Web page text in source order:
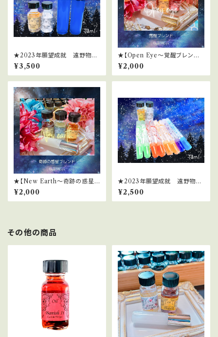
★2023年願望成就 遠野物語
＆愛子物語エネルギースプレー
[30ml]
¥3,500
★【Open Eye～覚醒ブレンド
～】2024ライオンズゲートサポ
ートスプレー
¥2,000
★【New Earth～奇跡の惑星ブ
レンド～】2024ライオンズゲー
トサポートスプレー
¥2,000
★2023年願望成就 遠野物語
＆愛子物語エネルギースプレー
[10ml]
¥2,500
その他の商品